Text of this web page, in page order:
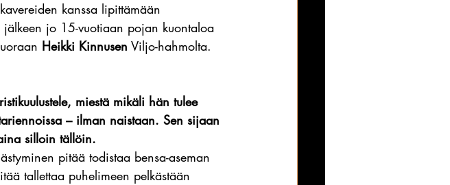
kanssa lipittämään
jälkeen jo 15-vuotiaan pojan kuontaloa
Heikki Kinnusen Viljo-hahmolta.
miestä mikäli hän tulee
– ilman naistaan. Sen sijaan
silloin tällöin.
pitää todistaa bensa-aseman
tallettaa puhelimeen pelkästään